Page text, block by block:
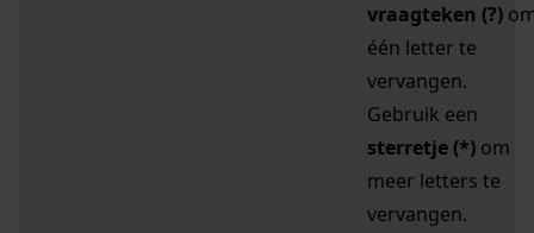
vraagteken (?)
één letter te
vervangen.
Gebruik een
sterretje (*) om
meer letters te
vervangen.